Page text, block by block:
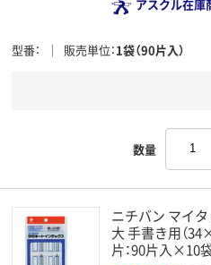
アスクル在庫
型番 販売単位 1袋（90片入）
数量
ニチバン マイ
大 手書き用（
片：90片入×10袋